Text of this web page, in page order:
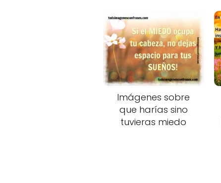
Imágenes sobre
que harías sino
tuvieras miedo